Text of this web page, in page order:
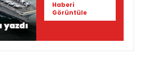
Haberi
Görüntüle